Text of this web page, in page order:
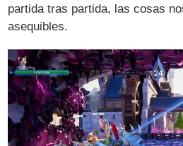
partida tras partida, las cosas
asequibles.